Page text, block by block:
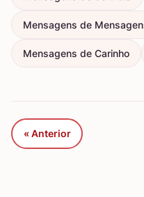
Mensagens de
Mensagens de Carinho
« Anterior